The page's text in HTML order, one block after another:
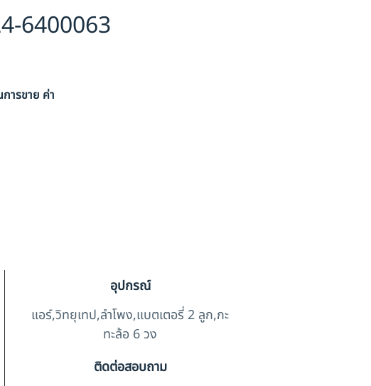
6400063
ารขาย ค่า
อุปกรณ์
แอร์,วิทยุเทป,ลำโพง,แบตเตอรี่ 2 ลูก,กะ
ทะล้อ 6 วง
ติดต่อสอบถาม